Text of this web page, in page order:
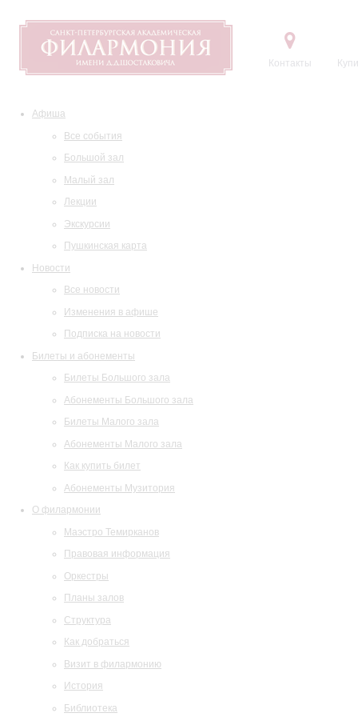
Контакты
Афиша
Все события
Большой зал
Малый зал
Лекции
Экскурсии
Пушкинская карта
Новости
Все новости
Изменения в афише
Подписка на новости
Билеты и абонементы
Билеты Большого зала
Абонементы Большого зала
Билеты Малого зала
Абонементы Малого зала
Как купить билет
Абонементы Музитория
О филармонии
Маэстро Темирканов
Правовая информация
Оркестры
Планы залов
Структура
Как добраться
Визит в филармонию
История
Библиотека